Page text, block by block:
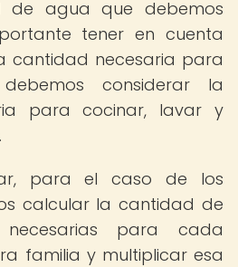
agua que debemos
tener en cuenta
cantidad necesaria para
considerar la
para cocinar, lavar y
para el caso de los
calcular la cantidad de
para cada
familia y multiplicar esa